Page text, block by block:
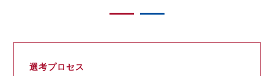
選考プロセス